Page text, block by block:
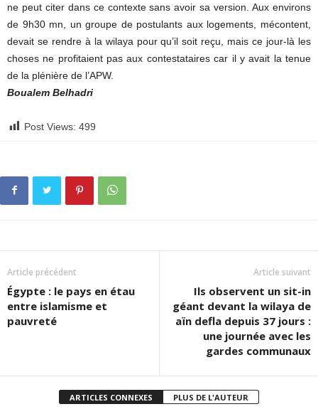
ne peut citer dans ce contexte sans avoir sa version. Aux environs
de 9h30 mn, un groupe de postulants aux logements, mécontent,
devait se rendre à la wilaya pour qu’il soit reçu, mais ce jour-là les
choses ne profitaient pas aux contestataires car il y avait la tenue
de la plénière de l’APW.
Boualem Belhadri
Post Views: 499
Article précédent
Égypte : le pays en étau
entre islamisme et
pauvreté
Article suivant
Ils observent un sit-in
géant devant la wilaya de
aïn defla depuis 37 jours :
une journée avec les
gardes communaux
ARTICLES CONNEXES PLUS DE L'AUTEUR